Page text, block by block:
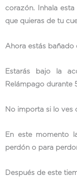
corazón. Inhala
que quieras de tu
Ahora estás bañado
Estarás bajo la
Relámpago durante
No importa si lo ves
En este momento
perdón o para
Después de este